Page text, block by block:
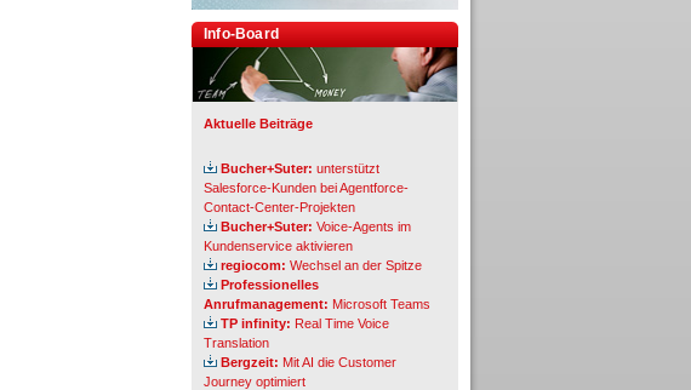
Info-Board
Aktuelle Beiträge
Bucher+Suter: unterstützt
Salesforce-Kunden bei Agentforce-
Contact-Center-Projekten
Bucher+Suter: Voice-Agents im
Kundenservice aktivieren
regiocom: Wechsel an der Spitze
Professionelles
Anrufmanagement: Microsoft Teams
TP infinity: Real Time Voice
Translation
Bergzeit: Mit AI die Customer
Journey optimiert